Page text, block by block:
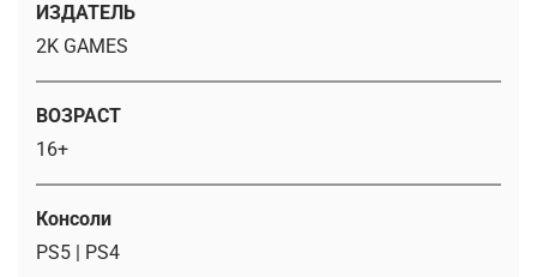
ИЗДАТЕЛЬ
2K GAMES
ВОЗРАСТ
16+
Консоли
PS5 | PS4